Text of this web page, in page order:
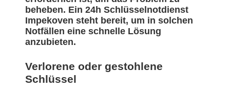
beheben. Ein 24h Schlüsselnotdienst
Impekoven steht bereit, um in solchen
Notfällen eine schnelle Lösung
anzubieten.
Verlorene oder gestohlene
Schlüssel